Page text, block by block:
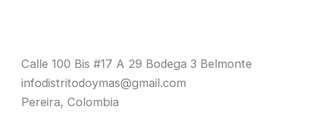
Calle 100 Bis #17 A 29 Bodega 3 Belmonte
infodistritodoymas@gmail.com
Pereira, Colombia